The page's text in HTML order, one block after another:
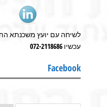
לשיחה עם יועץ משכנתא
עכשיו 072-2118686
Facebook